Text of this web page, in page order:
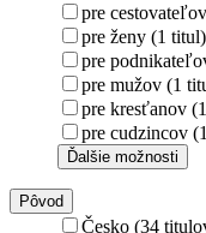
pre
pre ženy (1 titul)
pre
pre mužov (1
pre kresťanov
pre cudzincov
Ďalšie možnosti
Pôvod
Česko (34